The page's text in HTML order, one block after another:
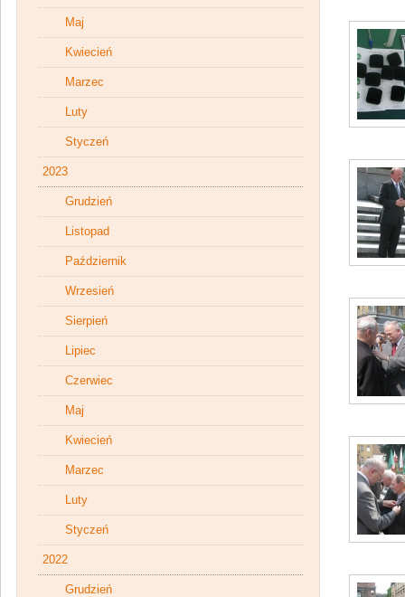
Maj
Kwiecień
Marzec
Luty
Styczeń
2023
Grudzień
Listopad
Październik
Wrzesień
Sierpień
Lipiec
Czerwiec
Maj
Kwiecień
Marzec
Luty
Styczeń
2022
Grudzień